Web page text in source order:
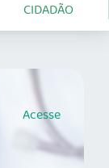
CIDADÃO
Acesse